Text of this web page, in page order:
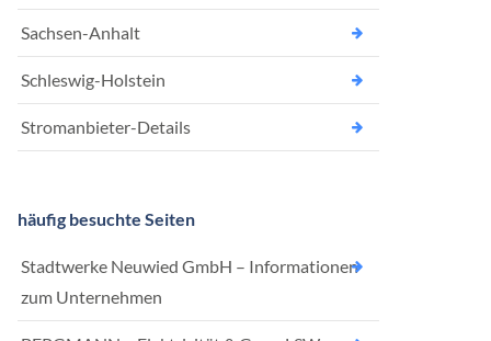
Sachsen-Anhalt
Schleswig-Holstein
Stromanbieter-Details
häufig besuchte Seiten
Stadtwerke Neuwied GmbH – Informationen
zum Unternehmen